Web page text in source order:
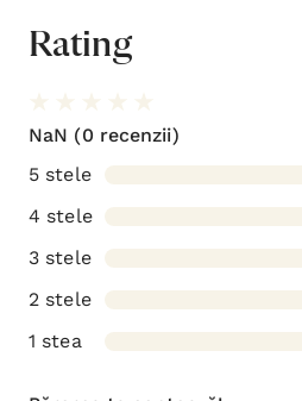
Rating
NaN (0 recenzii)
5 stele
4 stele
3 stele
2 stele
1 stea